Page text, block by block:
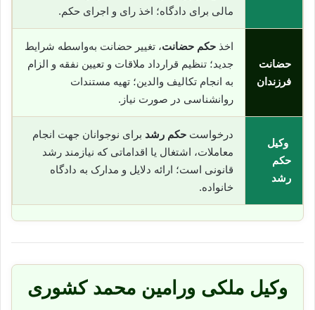
مالی برای دادگاه؛ اخذ رای و اجرای حکم.
حضانت
فرزندان
اخذ حکم حضانت، تغییر حضانت به‌واسطه شرایط
جدید؛ تنظیم قرارداد ملاقات و تعیین نفقه و الزام
به انجام تکالیف والدین؛ تهیه مستندات
روانشناسی در صورت نیاز.
وکیل
حکم
رشد
درخواست حکم رشد برای نوجوانان جهت انجام
معاملات، اشتغال یا اقداماتی که نیازمند رشد
قانونی است؛ ارائه دلایل و مدارک به دادگاه
خانواده.
وکیل ملکی ورامین محمد کشوری